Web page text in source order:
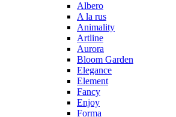
Albero
A la rus
Animality
Artline
Aurora
Bloom Garden
Elegance
Element
Fancy
Enjoy
Forma